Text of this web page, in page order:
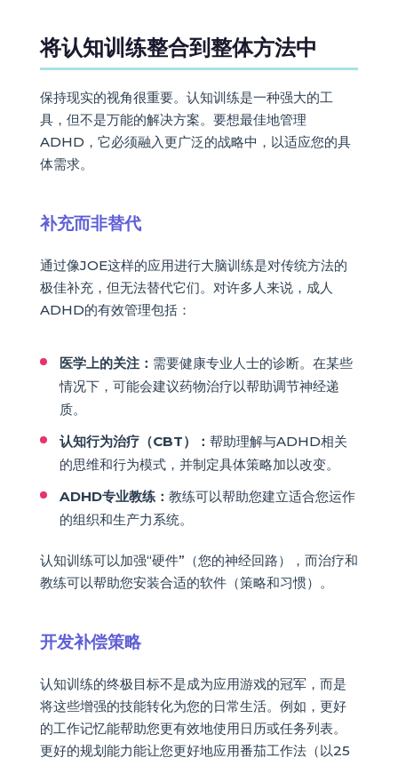
将认知训练整合到整体方法中
保持现实的视角很重要。认知训练是一种强大的工
具，但不是万能的解决方案。要想最佳地管理
ADHD，它必须融入更广泛的战略中，以适应您的具
体需求。
补充而非替代
通过像JOE这样的应用进行大脑训练是对传统方法的
极佳补充，但无法替代它们。对许多人来说，成人
ADHD的有效管理包括：
医学上的关注： 需要健康专业人士的诊断。在某些
情况下，可能会建议药物治疗以帮助调节神经递
质。
认知行为治疗（CBT）： 帮助理解与ADHD相关
的思维和行为模式，并制定具体策略加以改变。
ADHD专业教练： 教练可以帮助您建立适合您运作
的组织和生产力系统。
认知训练可以加强“硬件”（您的神经回路），而治疗和
教练可以帮助您安装合适的软件（策略和习惯）。
开发补偿策略
认知训练的终极目标不是成为应用游戏的冠军，而是
将这些增强的技能转化为您的日常生活。例如，更好
的工作记忆能帮助您更有效地使用日历或任务列表。
更好的规划能力能让您更好地应用番茄工作法（以25